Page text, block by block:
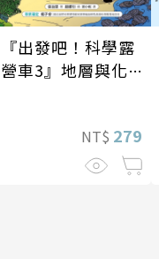
『出發吧！科學露
營車3』地層與化
NT$ 279